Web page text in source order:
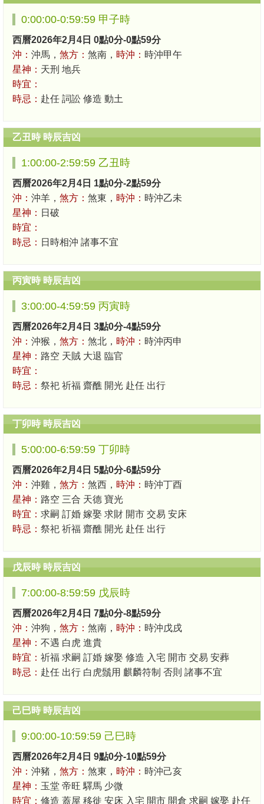
0:00:00-0:59:59 甲子時
西曆2026年2月4日 0點0分-0點59分
沖： 沖馬， 煞方： 煞南， 時沖： 時沖甲午
星神： 天刑 地兵
時宜：
時忌： 赴任 詞訟 修造 動土
乙丑時 時辰吉凶
1:00:00-2:59:59 乙丑時
西曆2026年2月4日 1點0分-2點59分
沖： 沖羊， 煞方： 煞東， 時沖： 時沖乙未
星神： 日破
時宜：
時忌： 日時相沖 諸事不宜
丙寅時 時辰吉凶
3:00:00-4:59:59 丙寅時
西曆2026年2月4日 3點0分-4點59分
沖： 沖猴， 煞方： 煞北， 時沖： 時沖丙申
星神： 路空 天賊 大退 臨官
時宜：
時忌： 祭祀 祈福 齋醮 開光 赴任 出行
丁卯時 時辰吉凶
5:00:00-6:59:59 丁卯時
西曆2026年2月4日 5點0分-6點59分
沖： 沖雞， 煞方： 煞西， 時沖： 時沖丁酉
星神： 路空 三合 天德 寶光
時宜： 求嗣 訂婚 嫁娶 求財 開市 交易 安床
時忌： 祭祀 祈福 齋醮 開光 赴任 出行
戊辰時 時辰吉凶
7:00:00-8:59:59 戊辰時
西曆2026年2月4日 7點0分-8點59分
沖： 沖狗， 煞方： 煞南， 時沖： 時沖戊戌
星神： 不遇 白虎 進貴
時宜： 祈福 求嗣 訂婚 嫁娶 修造 入宅 開市 交易 安葬
時忌： 赴任 出行 白虎鬚用 麒麟符制 否則 諸事不宜
己巳時 時辰吉凶
9:00:00-10:59:59 己巳時
西曆2026年2月4日 9點0分-10點59分
沖： 沖豬， 煞方： 煞東， 時沖： 時沖己亥
星神： 玉堂 帝旺 驛馬 少微
時宜： 修造 蓋屋 移徙 安床 入宅 開市 開倉 求嗣 嫁娶 赴任